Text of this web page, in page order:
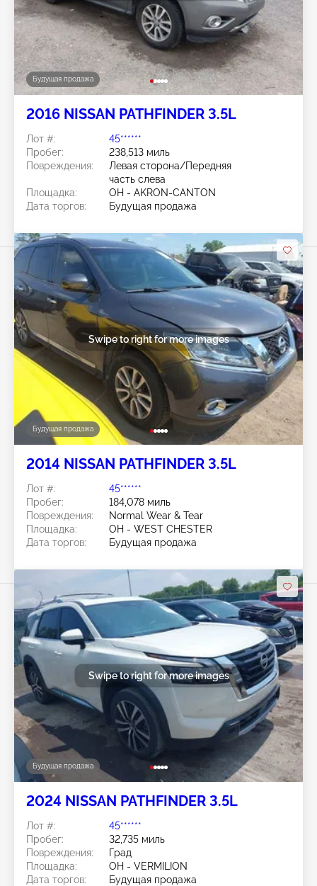
Будущая продажа
2016 NISSAN PATHFINDER 3.5L
Лот #:
45******
Пробег:
238,513 миль
Повреждения:
Левая сторона/Передняя
часть слева
Площадка:
OH - AKRON-CANTON
Дата торгов:
Будущая продажа
Будущая продажа
Swipe to right for more images
2014 NISSAN PATHFINDER 3.5L
Лот #:
45******
Пробег:
184,078 миль
Повреждения:
Normal Wear & Tear
Площадка:
OH - WEST CHESTER
Дата торгов:
Будущая продажа
Будущая продажа
Swipe to right for more images
2024 NISSAN PATHFINDER 3.5L
Лот #:
45******
Пробег:
32,735 миль
Повреждения:
Град
Площадка:
OH - VERMILION
Дата торгов:
Будущая продажа